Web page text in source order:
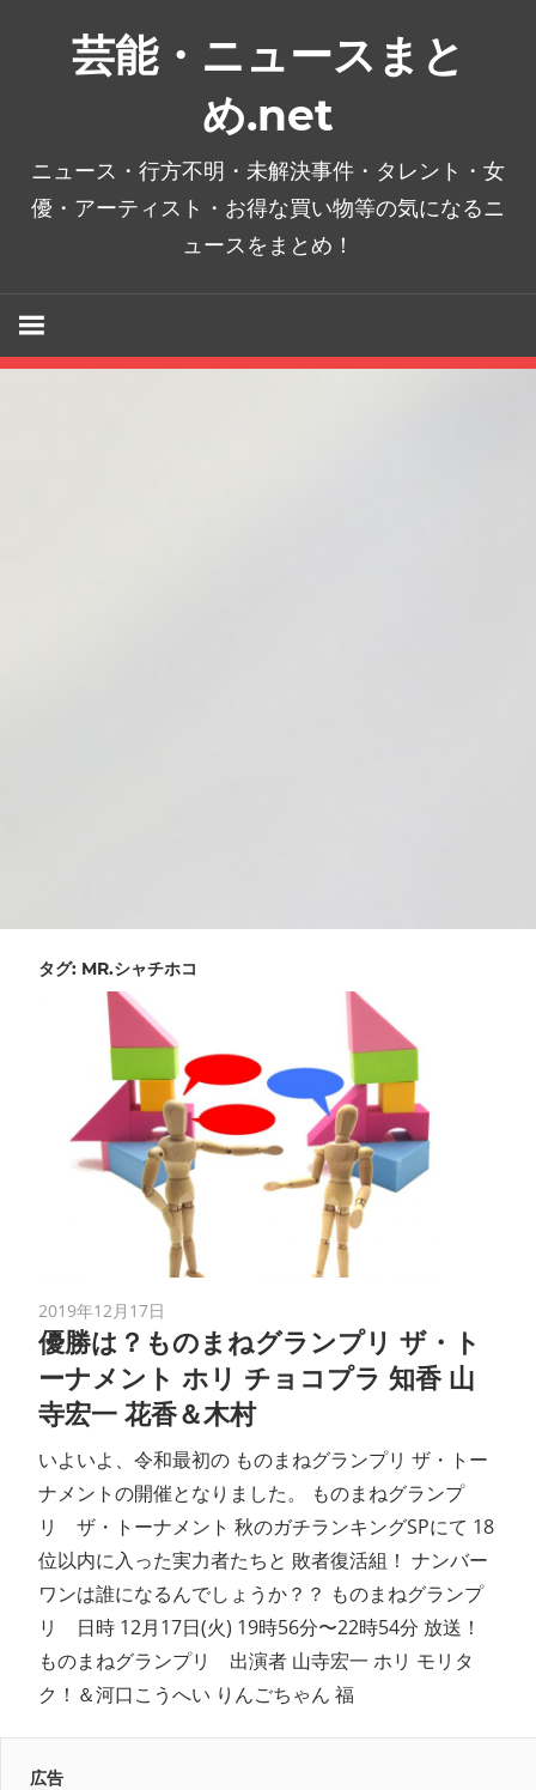
芸能・ニュースまと
め.net
ニュース・行方不明・未解決事件・タレント・女
優・アーティスト・お得な買い物等の気になるニ
ュースをまとめ！
タグ: MR.シャチホコ
2019年12月17日
優勝は？ものまねグランプリ ザ・ト
ーナメント ホリ チョコプラ 知香 山
寺宏一 花香＆木村
いよいよ、令和最初の ものまねグランプリ ザ・トー
ナメントの開催となりました。 ものまねグランプ
リ ザ・トーナメント 秋のガチランキングSPにて 18
位以内に入った実力者たちと 敗者復活組！ ナンバー
ワンは誰になるんでしょうか？？ ものまねグランプ
リ 日時 12月17日(火) 19時56分〜22時54分 放送！
ものまねグランプリ 出演者 山寺宏一 ホリ モリタ
ク！＆河口こうへい りんごちゃん 福
広告